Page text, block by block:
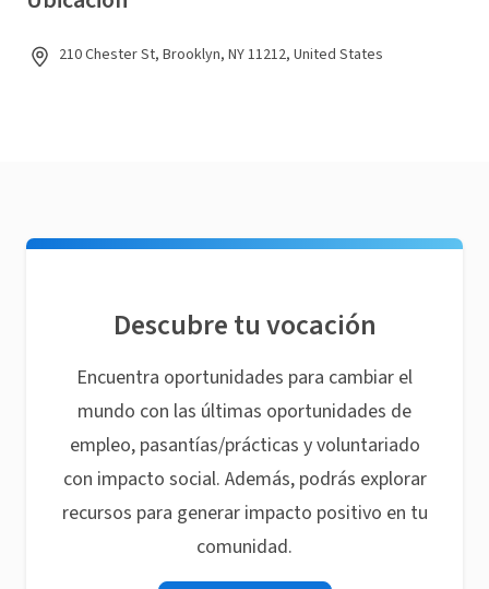
210 Chester St, Brooklyn, NY 11212, United States
Descubre tu vocación
Encuentra oportunidades para cambiar el
mundo con las últimas oportunidades de
empleo, pasantías/prácticas y voluntariado
con impacto social. Además, podrás explorar
recursos para generar impacto positivo en tu
comunidad.